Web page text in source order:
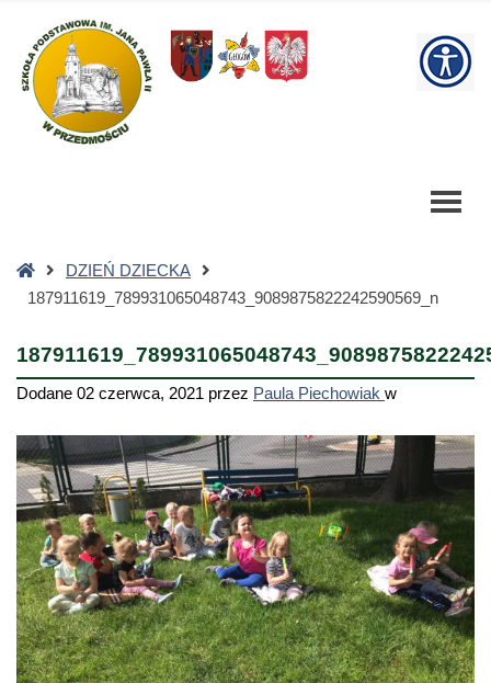
Szkoła
Podstawowa
Strona
główna
DZIEŃ DZIECKA
187911619_789931065048743_9089875822242590569_n
Dodane 02 czerwca, 2021 przez Paula Piechowiak w